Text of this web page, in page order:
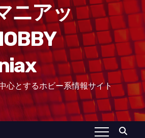
ニアッ
心とするホビー系情報サイト